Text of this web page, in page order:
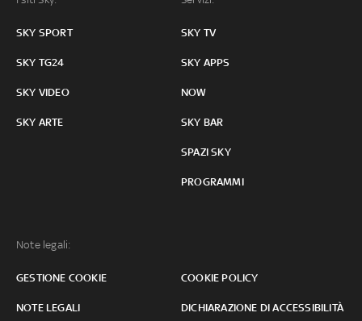
SKY SPORT
SKY TG24
SKY VIDEO
SKY ARTE
SKY TV
SKY APPS
NOW
SKY BAR
SPAZI SKY
PROGRAMMI
Note legali:
GESTIONE COOKIE COOKIE POLICY
NOTE LEGALI DICHIARAZIONE DI ACCESSIBILITÀ